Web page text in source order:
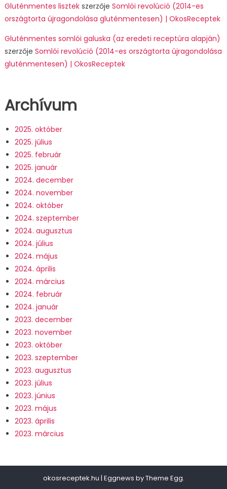
Gluténmentes lisztekszerzője Somlói revolúció (2014-es
országtorta újragondolása gluténmentesen) | OkosReceptek
Gluténmentes somlói galuska (az eredeti receptúra alapján)
szerzője Somlói revolúció (2014-es országtorta újragondolása
gluténmentesen) | OkosReceptek
Archívum
2025. október
2025. július
2025. február
2025. január
2024. december
2024. november
2024. október
2024. szeptember
2024. augusztus
2024. július
2024. május
2024. április
2024. március
2024. február
2024. január
2023. december
2023. november
2023. október
2023. szeptember
2023. augusztus
2023. július
2023. június
2023. május
2023. április
2023. március
okosreceptek.hu | Eggnews byTheme Egg.